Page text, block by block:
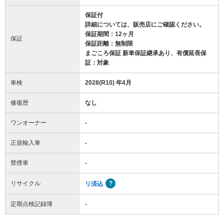
保証
保証付
詳細については、販売店にご確認ください。
保証期間：12ヶ月
保証距離：無制限
まごころ保証 新車保証継承あり、有償延長保
証：対象
車検 2028(R10) 年4月
修復歴 なし
ワンオーナー -
正規輸入車 -
禁煙車 -
リサイクル リ済込
定期点検記録簿 -